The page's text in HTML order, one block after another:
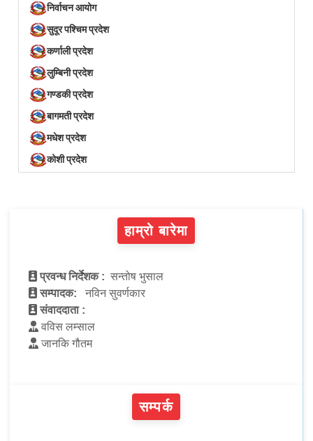
निर्वाचन आयोग
सुदूर पश्चिम प्रदेश
कर्णाली प्रदेश
लुम्बिनी प्रदेश
गण्डकी प्रदेश
बागमती प्रदेश
मधेश प्रदेश
कोशी प्रदेश
हाम्रो बारेमा
प्रवन्ध निर्देशक : सन्तोष भुसाल
सम्पादक:
नविन सुवर्णकार
संवाददाता :
वविस लम्साल
जानकि गौतम
सम्पर्क